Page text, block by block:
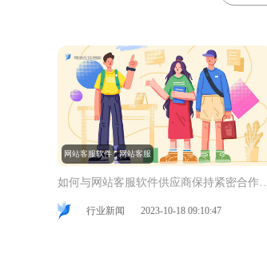
行业新闻 2023-10-18 09:10:47
网站客服软件 网站客服